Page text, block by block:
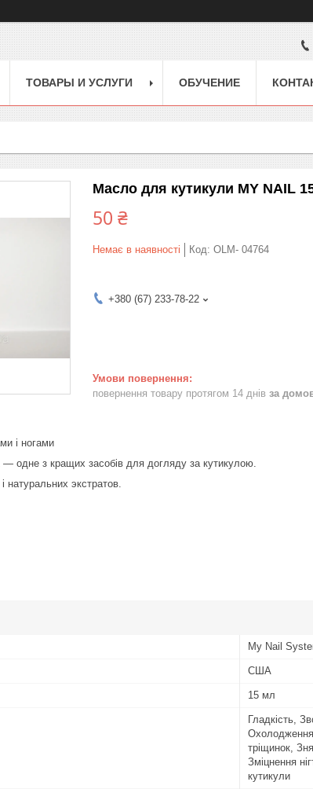
ТОВАРЫ И УСЛУГИ ОБУЧЕНИЕ
Масло для кутикули MY NAIL
50 ₴
Немає в наявності Код: OLM- 04764
+380 (67) 233-78-22
повернення товару протягом 14 днів за
і ногами
одне з кращих засобів для догляду за кутикулою.
натуральних экстратов.
My Nail
США
15 мл
Гладкість,
тріщинок,
Зміцнення
кутикули